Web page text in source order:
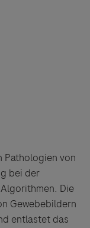
Pathologien von
bei der
Die
Gewebebildern
entlastet das